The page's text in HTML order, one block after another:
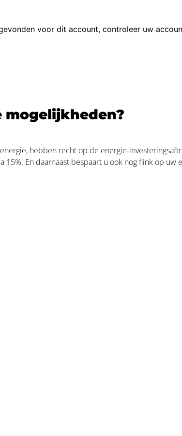
mogelijkheden?
hebben recht op de energie-
En daarnaast bespaart u ook nog flink op